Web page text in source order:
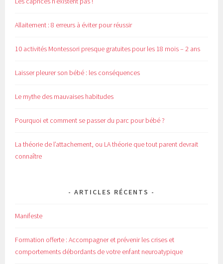
Allaitement : 8 erreurs à éviter pour réussir
10 activités Montessori presque gratuites pour les 18 mois – 2 ans
Laisser pleurer son bébé : les conséquences
Le mythe des mauvaises habitudes
Pourquoi et comment se passer du parc pour bébé ?
La théorie de l’attachement, ou LA théorie que tout parent devrait
connaître
ARTICLES RÉCENTS
Manifeste
Formation offerte : Accompagner et prévenir les crises et
comportements débordants de votre enfant neuroatypique